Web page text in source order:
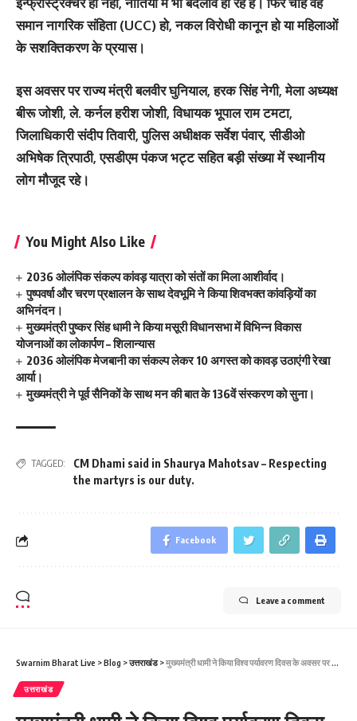
समान नागरिक संहिता (UCC) हो, नकल विरोधी कानून हो या महिलाओं
के सशक्तिकरण के प्रयास।
इस अवसर पर राज्य मंत्री बलवीर घुनियाल, हरक सिंह नेगी, मेला अध्यक्ष
बीरू जोशी, ले. कर्नल हरीश जोशी, विधायक भूपाल राम टमटा,
जिलाधिकारी संदीप तिवारी, पुलिस अधीक्षक सर्वेश पंवार, सीडीओ
अभिषेक त्रिपाठी, एसडीएम पंकज भट्ट सहित बड़ी संख्या में स्थानीय
लोग मौजूद रहे।
You Might Also Like
2036 ओलंपिक संकल्प कांवड़ यात्रा को संतों का मिला आशीर्वाद।
पुष्पवर्षा और चरण प्रक्षालन के साथ देवभूमि ने किया शिवभक्त कांवड़ियों का
अभिनंदन।
मुख्यमंत्री पुष्कर सिंह धामी ने किया मसूरी विधानसभा में विभिन्न विकास
योजनाओं का लोकार्पण – शिलान्यास
2036 ओलंपिक मेजबानी का संकल्प लेकर 10 अगस्त को कावड़ उठाएंगी रेखा
आर्या।
मुख्यमंत्री ने पूर्व सैनिकों के साथ मन की बात के 136वें संस्करण को सुना।
TAGGED:
CM Dhami said in Shaurya Mahotsav – Respecting
the martyrs is our duty.
Facebook
Leave a comment
Swarnim Bharat Live >Blog >उत्तराखंड>मुख्यमंत्री धामी ने किया विश्व पर्यावरण दिवस के अवसर पर मुख्यमंत्री आवास में “एक पेड़ मां के नाम” अभियान के अंतर्गत पौधारोपण।
उत्तराखंड